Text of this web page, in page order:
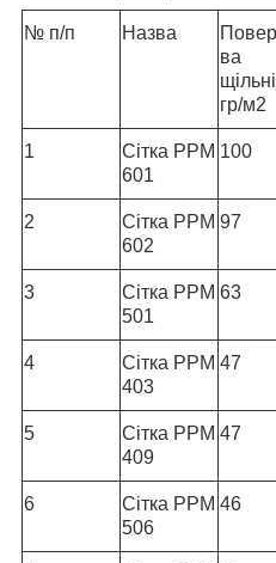
№ п/п Назва
ва
гр/м2
1
Сітка РРМ
601
100
2
Сітка РРМ
602
97
3
Сітка РРМ
501
63
4
Сітка РРМ
403
47
5
Сітка РРМ
409
47
6
Сітка РРМ
506
46